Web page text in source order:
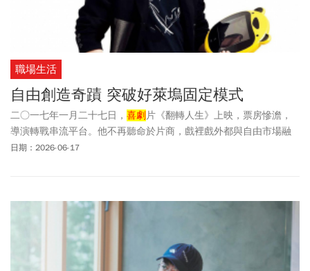
職場生活
自由創造奇蹟 突破好萊塢固定模式
二○一七年一月二十七日， 喜劇 片《翻轉人生》上映，票房慘澹，
導演轉戰串流平台。他不再聽命於片商，戲裡戲外都與自由市場融
合，拍出暴紅基督教影集。
日期：2026-06-17